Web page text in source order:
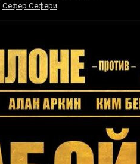
Сефер Сефери